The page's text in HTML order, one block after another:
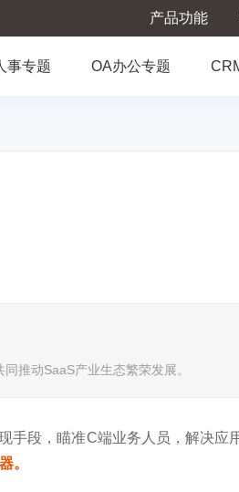
产品功能
事专题 OA办公专题
推动SaaS产业生态繁荣发展。
手段，瞄准C端业务人员，解决应
。